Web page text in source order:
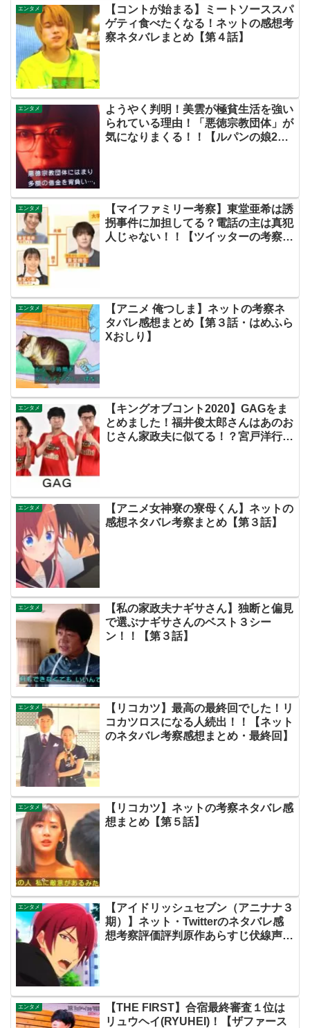
エンタメ
【コントが始まる】ミートソーススパ
ゲティ食べたくなる！ネットの感想考
察ネタバレまとめ【第４話】
エンタメ
ようやく判明！美雲が極貧生活を強い
られている理由！「悪徳宗教団体」が
気になりまくる！！【ルパンの娘2
エンタメ
【マイファミリー考察】東堂亜希は誘
拐事件に加担してる？電話の主は真犯
人じゃない！！【ツイッターの考察ネ
エンタメ
【アニメ 俺つしま】ネットの考察ネ
タバレ感想まとめ【第３話・はめふら
Xおしり】
エンタメ
【キングオブコント2020】GAGをま
とめました！福井俊太郎さんはあのお
じさん家政夫に似てる！？宮戸洋行さ
エンタメ
【アニメ女神寮の寮母くん】ネットの
感想ネタバレ考察まとめ【第３話】
エンタメ
【私の家政夫ナギサさん】独断と偏見
で選ぶナギサさんのベスト３シー
ン！！【第３話】
エンタメ
【リコカツ】最高の最終回でした！リ
コカツロスになる人続出！！【ネット
のネタバレ考察感想まとめ・最終回】
エンタメ
【リコカツ】ネットの考察ネタバレ感
想まとめ【第５話】
エンタメ
【アイドリッシュセブン（アニナナ３
期）】ネット・Twitterのネタバレ感
想考察評価評判原作あらすじ伏線声優
エンタメ
【THE FIRST】合宿最終審査１位は
リュウヘイ(RYUHEI)！【ザファース